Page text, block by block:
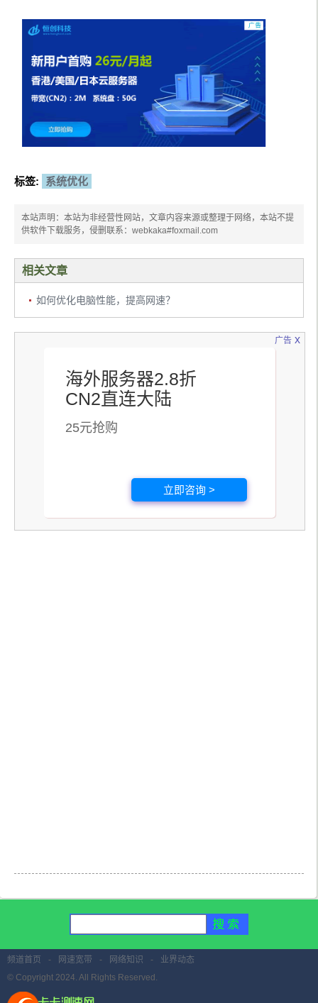
标签: 系统优化
本站声明：本站为非经营性网站，文章内容来源或整理于网络，本站不提
供软件下载服务，侵删联系：webkaka#foxmail.com
相关文章
如何优化电脑性能，提高网速？
广告
海外服务器2.8折
CN2直连大陆
25元抢购
立即咨询 >
x
频道首页 - 网速宽带 - 网络知识 -
业界动态
© Copyright 2024. All Rights Reserved.